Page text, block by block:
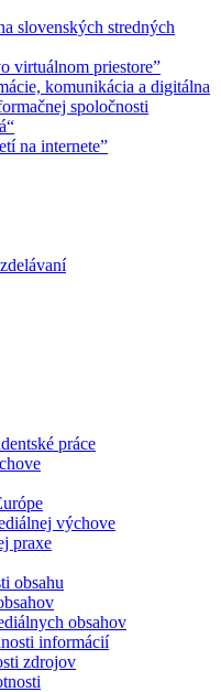
slovenských stredných
virtuálnom priestore”
komunikácia a digitálna
spoločnosti
na internete”
práce
výchove
praxe
obsahu
obsahov
informácií
zdrojov